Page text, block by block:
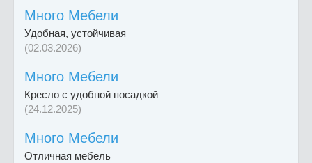
Много Мебели
Удобная, устойчивая
(02.03.2026)
Много Мебели
Кресло с удобной посадкой
(24.12.2025)
Много Мебели
Отличная мебель